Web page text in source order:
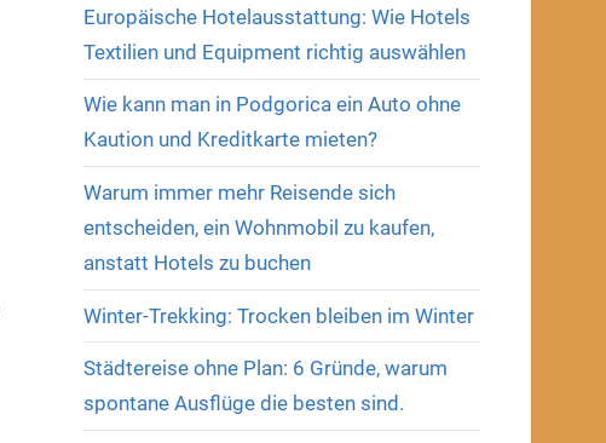
Europäische Hotelausstattung: Wie Hotels
Textilien und Equipment richtig auswählen
Wie kann man in Podgorica ein Auto ohne
Kaution und Kreditkarte mieten?
Warum immer mehr Reisende sich
entscheiden, ein Wohnmobil zu kaufen,
anstatt Hotels zu buchen
Winter-Trekking: Trocken bleiben im Winter
Städtereise ohne Plan: 6 Gründe, warum
spontane Ausflüge die besten sind.